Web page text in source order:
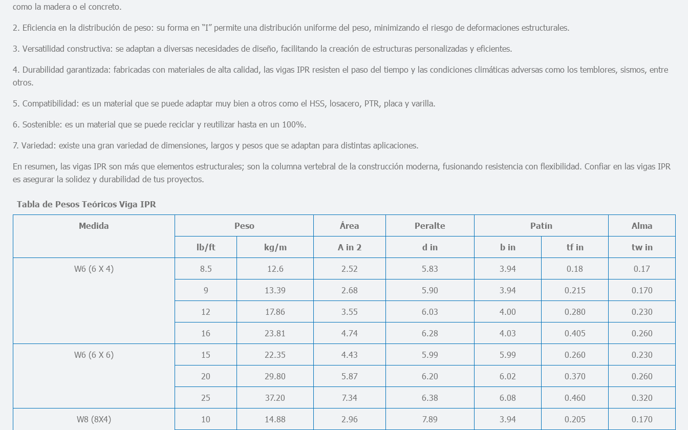
como la madera o el concreto.
2. Eficiencia en la distribución de peso: su forma en “I” permite una distribución uniforme del peso, minimizando el riesgo de deformaciones estructurales.
3. Versatilidad constructiva: se adaptan a diversas necesidades de diseño, facilitando la creación de estructuras personalizadas y eficientes.
4. Durabilidad garantizada: fabricadas con materiales de alta calidad, las vigas IPR resisten el paso del tiempo y las condiciones climáticas adversas como los temblores, sismos, entre
otros.
5. Compatibilidad: es un material que se puede adaptar muy bien a otros como el HSS, losacero, PTR, placa y varilla.
6. Sostenible: es un material que se puede reciclar y reutilizar hasta en un 100%.
7. Variedad: existe una gran variedad de dimensiones, largos y pesos que se adaptan para distintas aplicaciones.
En resumen, las vigas IPR son más que elementos estructurales; son la columna vertebral de la construcción moderna, fusionando resistencia con flexibilidad. Confiar en las vigas IPR
es asegurar la solidez y durabilidad de tus proyectos.
Tabla de Pesos Teóricos Viga IPR
Medida Peso Área Peralte Patín Alma
lb/ft kg/m A in 2 d in b in tf in tw in
W6 (6 X 4) 8.5 12.6 2.52 5.83 3.94 0.18
0.17
9
13.39 2.68 5.90 3.94 0.215
0.170
12
17.86 3.55 6.03 4.00 0.280
0.230
16
23.81 4.74 6.28 4.03 0.405
0.260
W6 (6 X 6)
15 22.35 4.43 5.99 5.99 0.260
0.230
20
29.80 5.87 6.20 6.02 0.370
0.260
25
37.20 7.34 6.38 6.08 0.460
0.320
W8 (8X4)
10 14.88 2.96 7.89 3.94 0.205
0.170